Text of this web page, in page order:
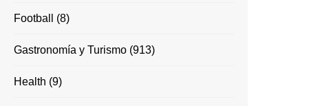
Football (8)
Gastronomía y Turismo (913)
Health (9)